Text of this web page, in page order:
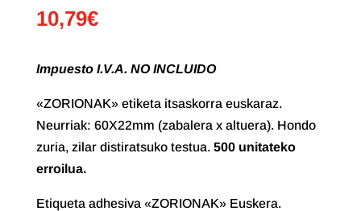
10,79€
Impuesto I.V.A. NO INCLUIDO
«ZORIONAK» etiketa itsaskorra euskaraz.
Neurriak: 60X22mm (zabalera x altuera). Hondo
zuria, zilar distiratsuko testua. 500 unitateko
erroilua.
Etiqueta adhesiva «ZORIONAK» Euskera.